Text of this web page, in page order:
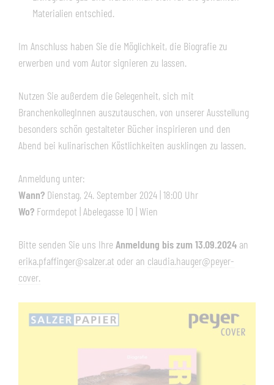
Materialien entschied.
Im Anschluss haben Sie die Möglichkeit, die Biografie zu
erwerben und vom Autor signieren zu lassen.
Nutzen Sie außerdem die Gelegenheit, sich mit
BranchenkollegInnen auszutauschen, von unserer Ausstellung
besonders schön gestalteter Bücher inspirieren und den
Abend bei kulinarischen Köstlichkeiten ausklingen zu lassen.
Anmeldung unter:
Wann? Dienstag, 24. September 2024 | 18:00 Uhr
Wo? Formdepot | Abelegasse 10 | Wien
Bitte senden Sie uns IhreAnmeldung bis zum 13.09.2024 an
erika.pfaffinger@salzer.at oder an claudia.hauger@peyer-
cover.